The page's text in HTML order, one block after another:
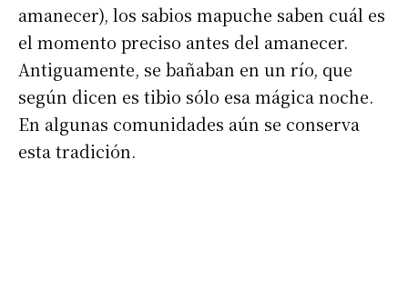
amanecer), los sabios mapuche saben cuál es
el momento preciso antes del amanecer.
Antiguamente, se bañaban en un río, que
según dicen es tibio sólo esa mágica noche.
En algunas comunidades aún se conserva
esta tradición.